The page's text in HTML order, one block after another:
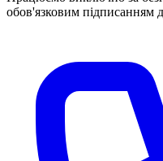
обов'язковим підписанням